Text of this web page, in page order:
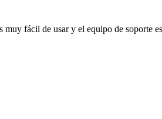
muy fácil de usar y el equipo de soporte